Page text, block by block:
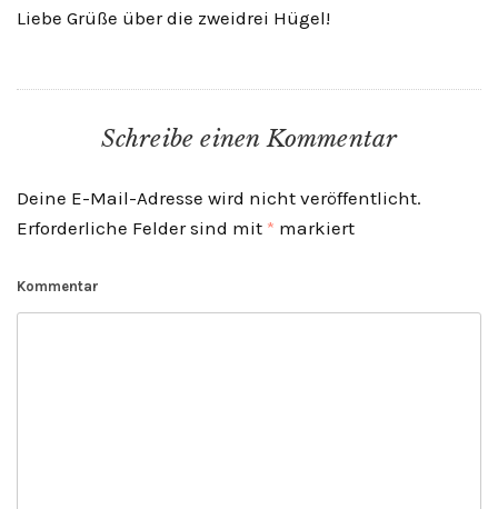
Liebe Grüße über die zweidrei Hügel!
Schreibe einen Kommentar
Deine E-Mail-Adresse wird nicht veröffentlicht.
Erforderliche Felder sind mit * markiert
Kommentar